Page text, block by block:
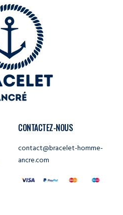
CONTACTEZ-NOUS
contact@bracelet-homme-
ancre.com